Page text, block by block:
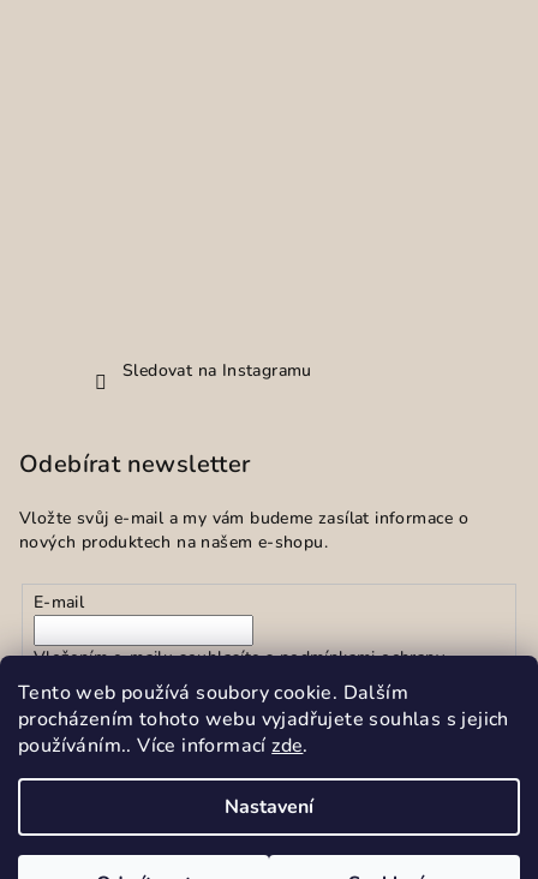
Tento web používá soubory cookie. Dalším
procházením tohoto webu vyjadřujete souhlas s jejich
používáním.. Více informacízde.
Nastavení
Sledovat na Instagramu
Odebírat newsletter
Vložte svůj e-mail a my vám budeme zasílat informace o
nových produktech na našem e-shopu.
E-mail
Vložením e-mailu souhlasíte spodmínkami ochrany
osobních údajů
Přihlásit se
Upravit nastavení cookies